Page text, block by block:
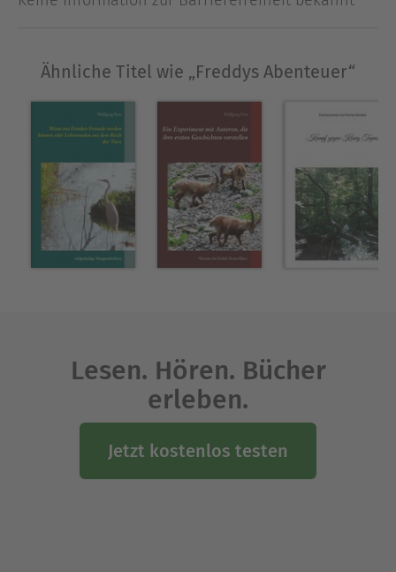
Freien, aber was dann?
Über Biggy Losert
Die Autorin hat 2002 mit dem Schreiben von
Kindergeschichten begonnen und im Zuge eines
Schreibfernlehrganges sind einige
Kurzgeschichten entstanden, die hier in einem
Buch veröffentlicht werden. Derzeit beschäftigt
sie sich mit dem Drehbuch Genre.
Ausblenden
Ähnliche Titel wie „Freddys Abenteuer“
Lesen. Hören. Bücher
erleben.
Jetzt kostenlos testen